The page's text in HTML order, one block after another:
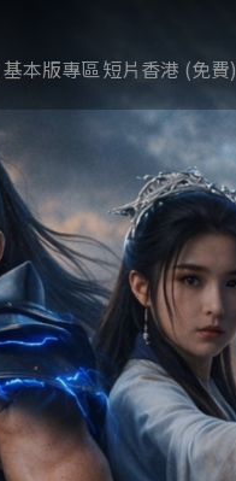
基本版專區短片香港 (免費)